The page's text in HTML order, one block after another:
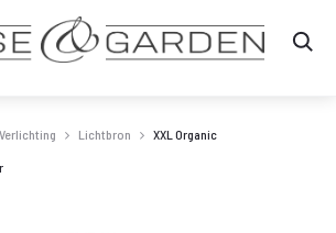
Verlichting Lichtbron XXL Organic